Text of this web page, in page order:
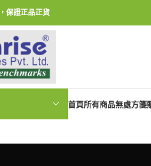
保證正品正貨
首頁所有商品無處方箋